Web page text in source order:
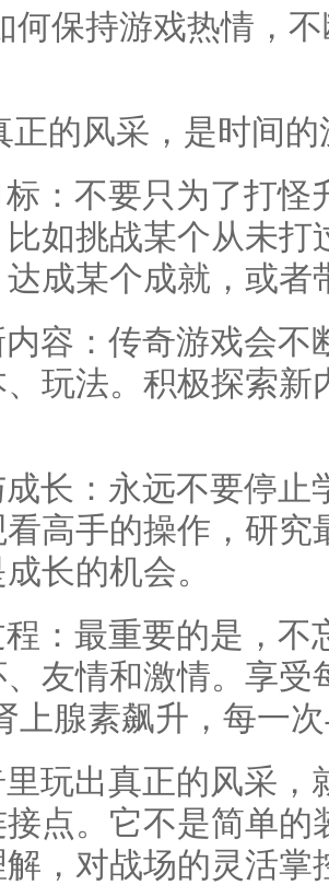
何保持游戏热情，
正的风采，是时间
：不要只为了打怪
如挑战某个从未
成某个成就，或者
容：传奇游戏会不
、玩法。积极探索
长：永远不要停止
高手的操作，研究
长的机会。
：最重要的是，不
友情和激情。享受
上腺素飙升，每一
玩出真正的风采，
点。它不是简单的
，对战场的灵活